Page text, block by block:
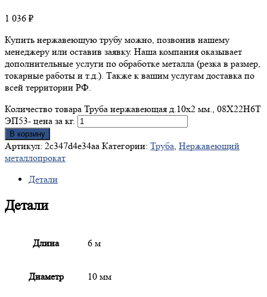
1 036 ₽
Купить нержавеющую трубу можно, позвонив нашему
менеджеру или оставив заявку. Наша компания оказывает
дополнительные услуги по обработке металла (резка в размер,
токарные работы и т.д.). Также к вашим услугам доставка по
всей территории РФ.
Количество товара Труба нержавеющая д.10x2 мм., 08Х22Н6Т
ЭП53- цена за кг.
В корзину
Артикул: 2c347d4e34aa Категории: Труба, Нержавеющий
металлопрокат
Детали
Детали
Длина 6 м
Диаметр 10 мм